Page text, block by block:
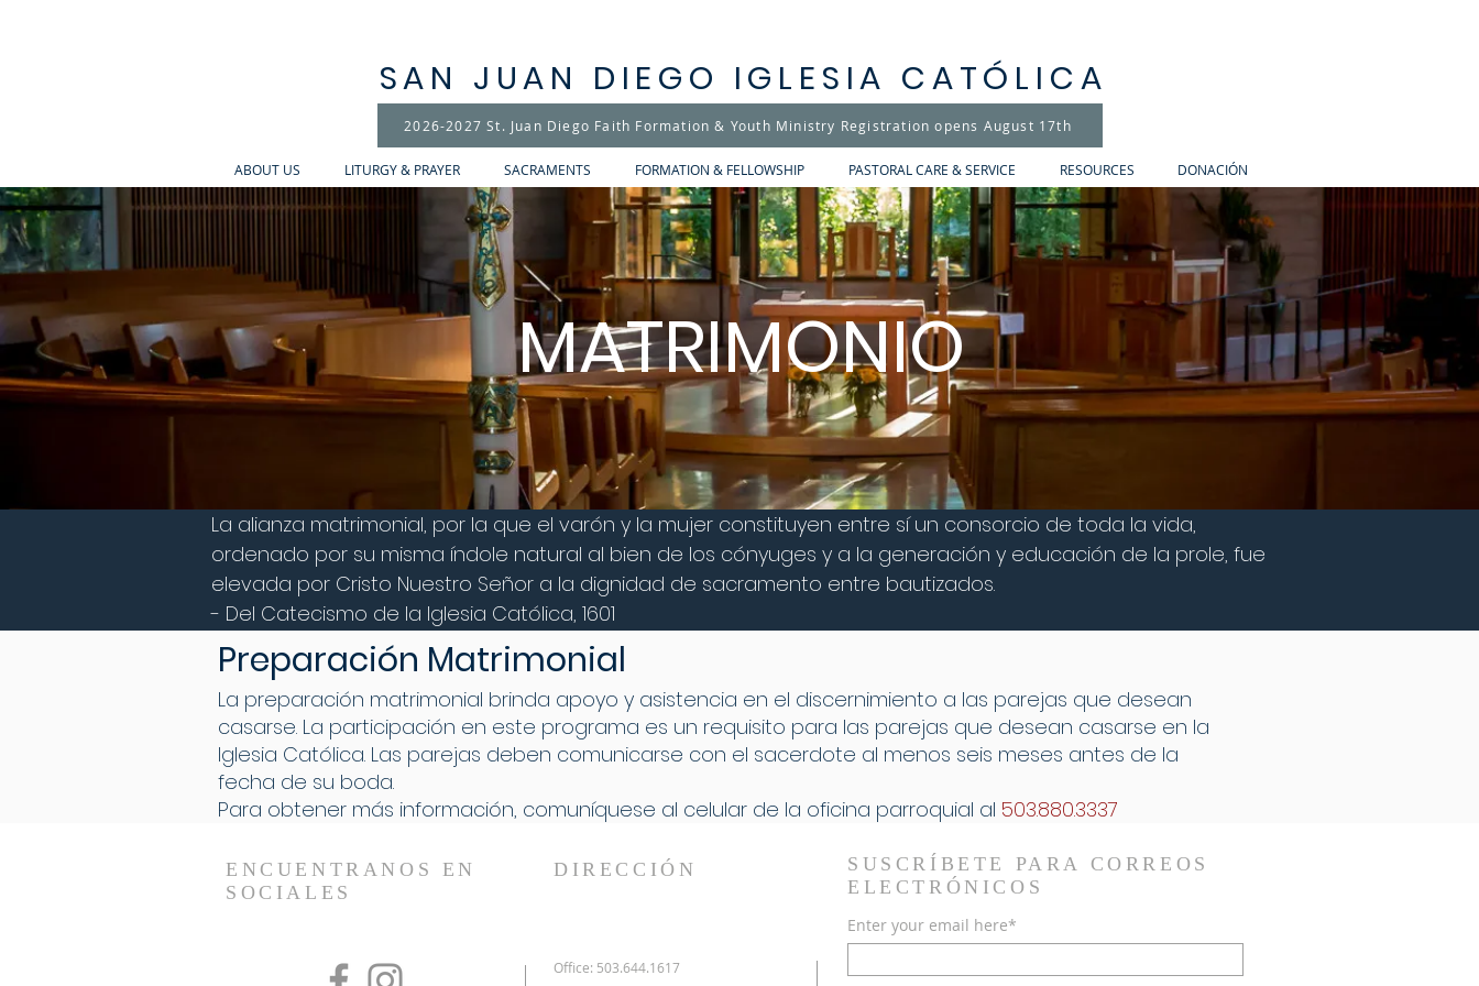
SAN JUAN DIEGO IGLESIA CATÓLICA
2026-2027 St. Juan Diego Faith Formation & Youth Ministry Registration opens August 17th
ABOUT US LITURGY & PRAYER SACRAMENTS FORMATION & FELLOWSHIP PASTORAL CARE & SERVICE RESOURCES DONACIÓN
La alianza matrimonial, por la que el varón y la mujer constituyen entre sí un consorcio de toda la vida,
ordenado por su misma índole natural al bien de los cónyuges y a la generación y educación de la prole, fue
elevada por Cristo Nuestro Señor a la dignidad de sacramento entre bautizados.
- Del Catecismo de la Iglesia Católica, 1601
MATRIMONIO
Preparación Matrimonial
La preparación matrimonial brinda apoyo y asistencia en el discernimiento a las parejas que desean
casarse. La participación en este programa es un requisito para las parejas que desean casarse en la
Iglesia Católica. Las parejas deben comunicarse con el sacerdote al menos seis meses antes de la
fecha de su boda.
Para obtener más información, comuníquese al celular de la oficina parroquial al 503.880.3337
ENCUENTRANOS EN
SOCIALES
DIRECCIÓN
Office: 503.644.1617
SUSCRÍBETE PARA CORREOS
ELECTRÓNICOS
Enter your email here*